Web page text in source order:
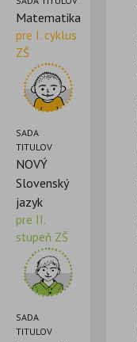
Matematika
pre I. cyklus
ZŠ
SADA
TITULOV
NOVÝ
Slovenský
jazyk
pre II.
stupeň ZŠ
SADA
TITULOV